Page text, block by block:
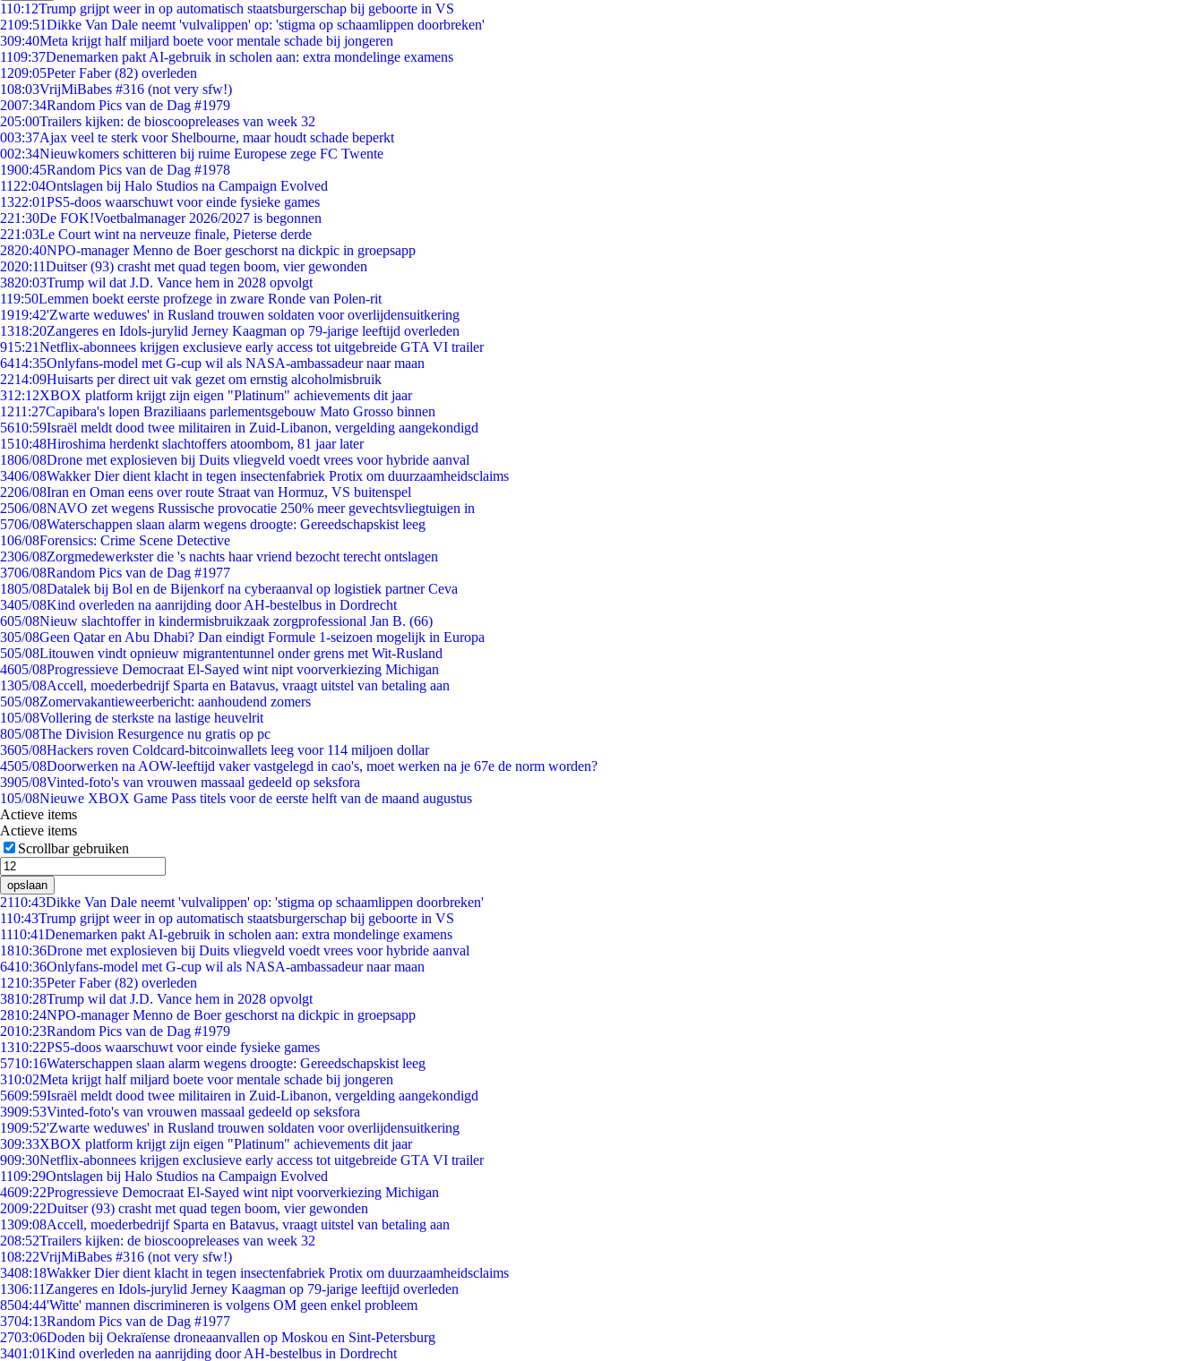
110:12Trump grijpt weer in op automatisch staatsburgerschap bij geboorte in VS
2109:51Dikke Van Dale neemt 'vulvalippen' op: 'stigma op schaamlippen doorbreken'
309:40Meta krijgt half miljard boete voor mentale schade bij jongeren
1109:37Denemarken pakt AI-gebruik in scholen aan: extra mondelinge examens
1209:05Peter Faber (82) overleden
108:03VrijMiBabes #316 (not very sfw!)
2007:34Random Pics van de Dag #1979
205:00Trailers kijken: de bioscoopreleases van week 32
003:37Ajax veel te sterk voor Shelbourne, maar houdt schade beperkt
002:34Nieuwkomers schitteren bij ruime Europese zege FC Twente
1900:45Random Pics van de Dag #1978
11 22:04Ontslagen bij Halo Studios na Campaign Evolved
1322:01PS5-doos waarschuwt voor einde fysieke games
221:30De FOK!Voetbalmanager 2026/2027 is begonnen
221:03Le Court wint na nerveuze finale, Pieterse derde
2820:40NPO-manager Menno de Boer geschorst na dickpic in groepsapp
2020:11Duitser (93) crasht met quad tegen boom, vier gewonden
3820:03Trump wil dat J.D. Vance hem in 2028 opvolgt
119:50Lemmen boekt eerste profzege in zware Ronde van Polen-rit
1919:42'Zwarte weduwes' in Rusland trouwen soldaten voor overlijdensuitkering
1318:20Zangeres en Idols-jurylid Jerney Kaagman op 79-jarige leeftijd overleden
915:21Netflix-abonnees krijgen exclusieve early access tot uitgebreide GTA VI trailer
6414:35Onlyfans-model met G-cup wil als NASA-ambassadeur naar maan
2214:09Huisarts per direct uit vak gezet om ernstig alcoholmisbruik
312:12XBOX platform krijgt zijn eigen "Platinum" achievements dit jaar
1211:27Capibara's lopen Braziliaans parlementsgebouw Mato Grosso binnen
5610:59Israël meldt dood twee militairen in Zuid-Libanon, vergelding aangekondigd
1510:48Hiroshima herdenkt slachtoffers atoombom, 81 jaar later
1806/08Drone met explosieven bij Duits vliegveld voedt vrees voor hybride aanval
3406/08Wakker Dier dient klacht in tegen insectenfabriek Protix om duurzaamheidsclaims
2206/08Iran en Oman eens over route Straat van Hormuz, VS buitenspel
2506/08NAVO zet wegens Russische provocatie 250% meer gevechtsvliegtuigen in
5706/08Waterschappen slaan alarm wegens droogte: Gereedschapskist leeg
106/08Forensics: Crime Scene Detective
2306/08Zorgmedewerkster die 's nachts haar vriend bezocht terecht ontslagen
3706/08Random Pics van de Dag #1977
1805/08Datalek bij Bol en de Bijenkorf na cyberaanval op logistiek partner Ceva
3405/08Kind overleden na aanrijding door AH-bestelbus in Dordrecht
605/08Nieuw slachtoffer in kindermisbruikzaak zorgprofessional Jan B. (66)
305/08Geen Qatar en Abu Dhabi? Dan eindigt Formule 1-seizoen mogelijk in Europa
505/08Litouwen vindt opnieuw migrantentunnel onder grens met Wit-Rusland
4605/08Progressieve Democraat El-Sayed wint nipt voorverkiezing Michigan
1305/08Accell, moederbedrijf Sparta en Batavus, vraagt uitstel van betaling aan
505/08Zomervakantieweerbericht: aanhoudend zomers
105/08Vollering de sterkste na lastige heuvelrit
805/08The Division Resurgence nu gratis op pc
3605/08Hackers roven Coldcard-bitcoinwallets leeg voor 114 miljoen dollar
4505/08Doorwerken na AOW-leeftijd vaker vastgelegd in cao's, moet werken na je 67e de norm worden?
3905/08Vinted-foto's van vrouwen massaal gedeeld op seksfora
105/08Nieuwe XBOX Game Pass titels voor de eerste helft van de maand augustus
Actieve items
Actieve items
Scrollbar gebruiken
opslaan
2110:43Dikke Van Dale neemt 'vulvalippen' op: 'stigma op schaamlippen doorbreken'
110:43Trump grijpt weer in op automatisch staatsburgerschap bij geboorte in VS
1110:41Denemarken pakt AI-gebruik in scholen aan: extra mondelinge examens
1810:36Drone met explosieven bij Duits vliegveld voedt vrees voor hybride aanval
6410:36Onlyfans-model met G-cup wil als NASA-ambassadeur naar maan
1210:35Peter Faber (82) overleden
3810:28Trump wil dat J.D. Vance hem in 2028 opvolgt
2810:24NPO-manager Menno de Boer geschorst na dickpic in groepsapp
2010:23Random Pics van de Dag #1979
1310:22PS5-doos waarschuwt voor einde fysieke games
5710:16Waterschappen slaan alarm wegens droogte: Gereedschapskist leeg
310:02Meta krijgt half miljard boete voor mentale schade bij jongeren
5609:59Israël meldt dood twee militairen in Zuid-Libanon, vergelding aangekondigd
3909:53Vinted-foto's van vrouwen massaal gedeeld op seksfora
1909:52'Zwarte weduwes' in Rusland trouwen soldaten voor overlijdensuitkering
309:33XBOX platform krijgt zijn eigen "Platinum" achievements dit jaar
909:30Netflix-abonnees krijgen exclusieve early access tot uitgebreide GTA VI trailer
1109:29Ontslagen bij Halo Studios na Campaign Evolved
4609:22Progressieve Democraat El-Sayed wint nipt voorverkiezing Michigan
2009:22Duitser (93) crasht met quad tegen boom, vier gewonden
1309:08Accell, moederbedrijf Sparta en Batavus, vraagt uitstel van betaling aan
208:52Trailers kijken: de bioscoopreleases van week 32
108:22VrijMiBabes #316 (not very sfw!)
3408:18Wakker Dier dient klacht in tegen insectenfabriek Protix om duurzaamheidsclaims
1306:11 Zangeres en Idols-jurylid Jerney Kaagman op 79-jarige leeftijd overleden
8504:44'Witte' mannen discrimineren is volgens OM geen enkel probleem
3704:13Random Pics van de Dag #1977
2703:06Doden bij Oekraïense droneaanvallen op Moskou en Sint-Petersburg
3401:01Kind overleden na aanrijding door AH-bestelbus in Dordrecht